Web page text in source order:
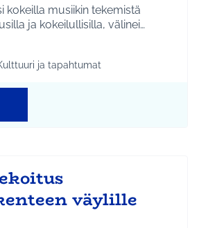
kokeilla musiikin tekemistä
ja kokeilullisilla, välinei…
mukaan: Koko Tuusula
tulokset teeman mukaan: Kulttuuri ja
ja tapahtumat
väylille